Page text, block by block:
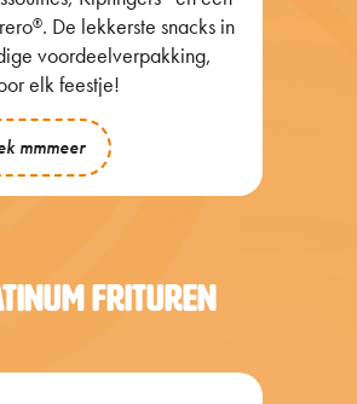
®. De lekkerste snacks in
voordeelverpakking,
elk feestje!
mmmeer
FRITUREN